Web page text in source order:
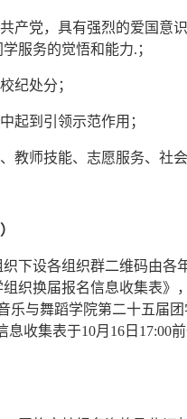
产党，具有强烈的爱国意
服务的觉悟和能力.；
纪处分；
起到引领示范作用；
教师技能、志愿服务、社
下设各组织群二维码由
织换届报名信息收集表
乐与舞蹈学院第二十五届
收集表于10月16日17:00